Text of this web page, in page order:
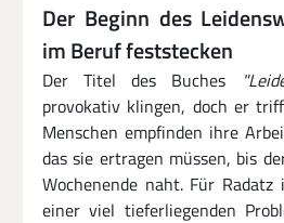
Der Beginn des
im Beruf feststecken
Der Titel des Buches
provokativ klingen, doch er
Menschen empfinden ihre
das sie ertragen müssen, bis
Wochenende naht. Für
einer viel tieferliegenden